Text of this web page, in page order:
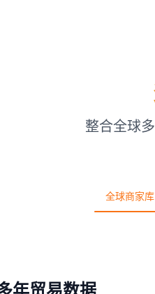
整合全球
全球商家库